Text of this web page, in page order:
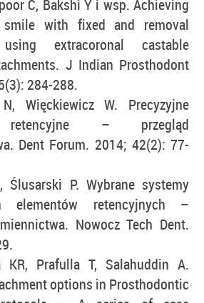
C, Bakshi Y i wsp. Achieving
with fixed and removal
extracoronal castable
J Indian Prosthodont
284-288.
N, Więckiewicz W. Precyzyjne
retencyjne – przegląd
Dent Forum. 2014; 42(2): 77-
Ślusarski P. Wybrane systemy
elementów retencyjnych –
Nowocz Tech Dent.
KR, Prafulla T, Salahuddin A.
options in Prosthodontic